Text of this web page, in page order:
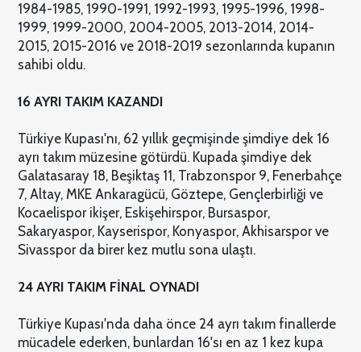
1984-1985, 1990-1991, 1992-1993, 1995-1996, 1998-
1999, 1999-2000, 2004-2005, 2013-2014, 2014-
2015, 2015-2016 ve 2018-2019 sezonlarında kupanın
sahibi oldu.
16 AYRI TAKIM KAZANDI
Türkiye Kupası'nı, 62 yıllık geçmişinde şimdiye dek 16
ayrı takım müzesine götürdü. Kupada şimdiye dek
Galatasaray 18, Beşiktaş 11, Trabzonspor 9, Fenerbahçe
7, Altay, MKE Ankaragücü, Göztepe, Gençlerbirliği ve
Kocaelispor ikişer, Eskişehirspor, Bursaspor,
Sakaryaspor, Kayserispor, Konyaspor, Akhisarspor ve
Sivasspor da birer kez mutlu sona ulaştı.
24 AYRI TAKIM FİNAL OYNADI
Türkiye Kupası'nda daha önce 24 ayrı takım finallerde
mücadele ederken, bunlardan 16'sı en az 1 kez kupa